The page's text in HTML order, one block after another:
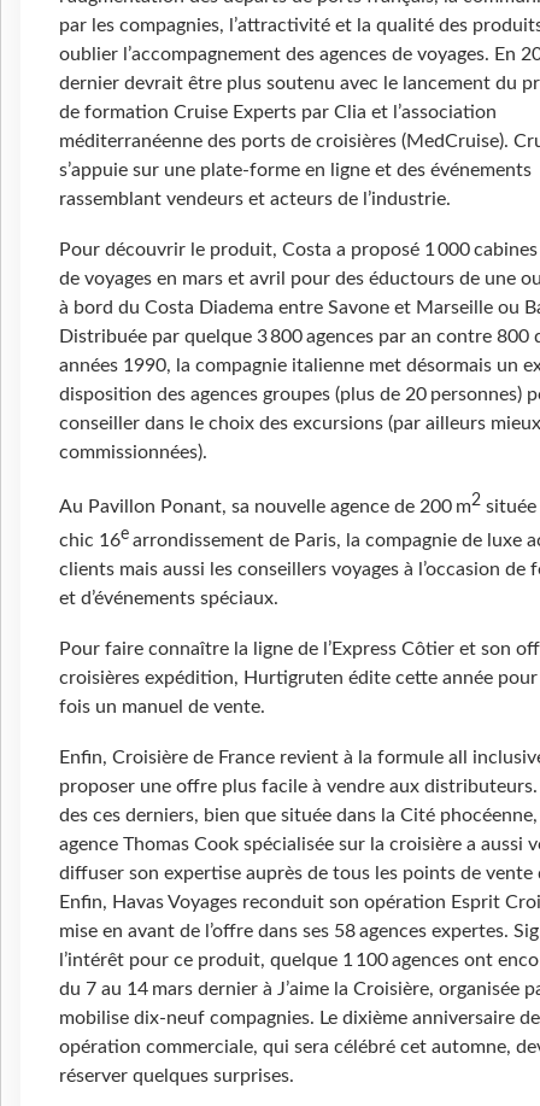
par les compagnies, l’attractivité et la qualité des
oublier l’accompagnement des agences de voyages. En
dernier devrait être plus soutenu avec le lancement du
de formation Cruise Experts par Clia et l’association
méditerranéenne des ports de croisières (MedCruise).
s’appuie sur une plate-forme en ligne et des événements
rassemblant vendeurs et acteurs de l’industrie.
Pour découvrir le produit, Costa a proposé 1 000
de voyages en mars et avril pour des éductours de une
à bord du Costa Diadema entre Savone et Marseille ou
Distribuée par quelque 3 800 agences par an contre 800
années 1990, la compagnie italienne met désormais un
disposition des agences groupes (plus de 20 personnes)
conseiller dans le choix des excursions (par ailleurs mieux
commissionnées).
Au Pavillon Ponant, sa nouvelle agence de 200 m2 située
chic 16e arrondissement de Paris, la compagnie de luxe
clients mais aussi les conseillers voyages à l’occasion de
et d’événements spéciaux.
Pour faire connaître la ligne de l’Express Côtier et son
croisières expédition, Hurtigruten édite cette année
fois un manuel de vente.
Enfin, Croisière de France revient à la formule all
proposer une offre plus facile à vendre aux
des ces derniers, bien que située dans la Cité
agence Thomas Cook spécialisée sur la croisière a aussi
diffuser son expertise auprès de tous les points de vente
Enfin, Havas Voyages reconduit son opération Esprit
mise en avant de l’offre dans ses 58 agences expertes.
l’intérêt pour ce produit, quelque 1 100 agences ont
du 7 au 14 mars dernier à J’aime la Croisière, organisée
mobilise dix-neuf compagnies. Le dixième anniversaire
opération commerciale, qui sera célébré cet automne,
réserver quelques surprises.